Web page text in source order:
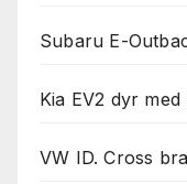
Subaru E-
Kia EV2 dyr
VW ID. Cross